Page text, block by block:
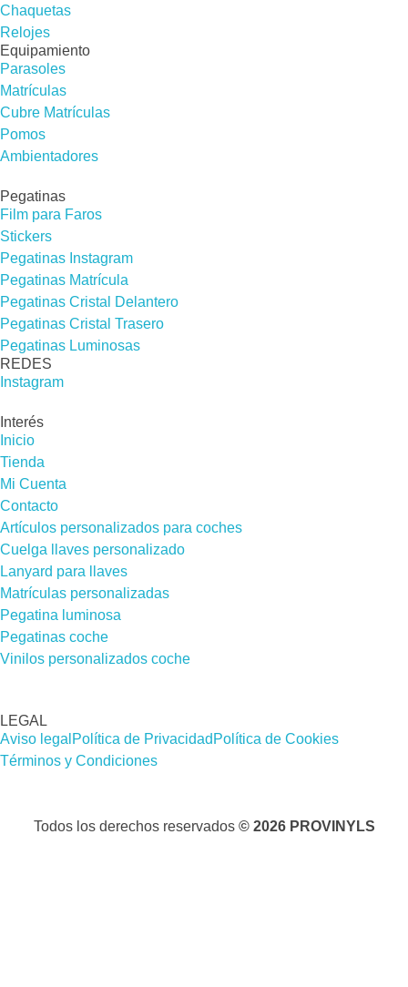
Chaquetas
Relojes
Equipamiento
Parasoles
Matrículas
Cubre Matrículas
Pomos
Ambientadores
Pegatinas
Film para Faros
Stickers
Pegatinas Instagram
Pegatinas Matrícula
Pegatinas Cristal Delantero
Pegatinas Cristal Trasero
Pegatinas Luminosas
REDES​
Instagram
Interés
Inicio
Tienda
Mi Cuenta
Contacto
Artículos personalizados para coches
Cuelga llaves personalizado
Lanyard para llaves
Matrículas personalizadas
Pegatina luminosa
Pegatinas coche
Vinilos personalizados coche
LEGAL
Aviso legal Política de Privacidad Política de Cookies
Términos y Condiciones
Todos los derechos reservados © 2026 PROVINYLS